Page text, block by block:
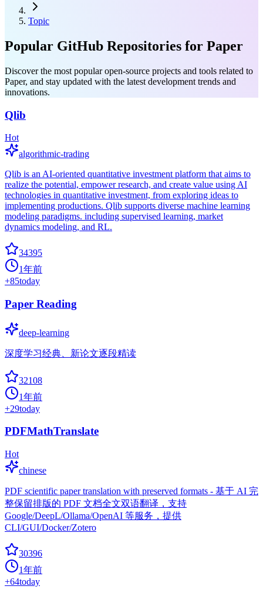
Topic
Popular GitHub Repositories for Paper
Discover the most popular open-source projects and tools related to
Paper, and stay updated with the latest development trends and
innovations.
Qlib
Hot
algorithmic-trading
Qlib is an AI-oriented quantitative investment platform that aims to
realize the potential, empower research, and create value using AI
technologies in quantitative investment, from exploring ideas to
implementing productions. Qlib supports diverse machine learning
modeling paradigms. including supervised learning, market
dynamics modeling, and RL.
34395
1年前
+85today
Paper Reading
deep-learning
深度学习经典、新论文逐段精读
32108
1年前
+29today
PDFMathTranslate
Hot
chinese
PDF scientific paper translation with preserved formats - 基于 AI 完
整保留排版的 PDF 文档全文双语翻译，支持
Google/DeepL/Ollama/OpenAI 等服务，提供
CLI/GUI/Docker/Zotero
30396
1年前
+64today